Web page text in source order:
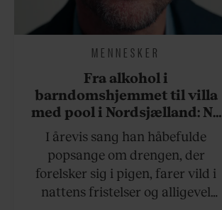
MENNESKER
Fra alkohol i
barndomshjemmet til villa
med pool i Nordsjælland: Nu
skal du høre sandheden om
Rasmus Seebach
I årevis sang han håbefulde
popsange om drengen, der
forelsker sig i pigen, farer vild i
nattens fristelser og alligevel